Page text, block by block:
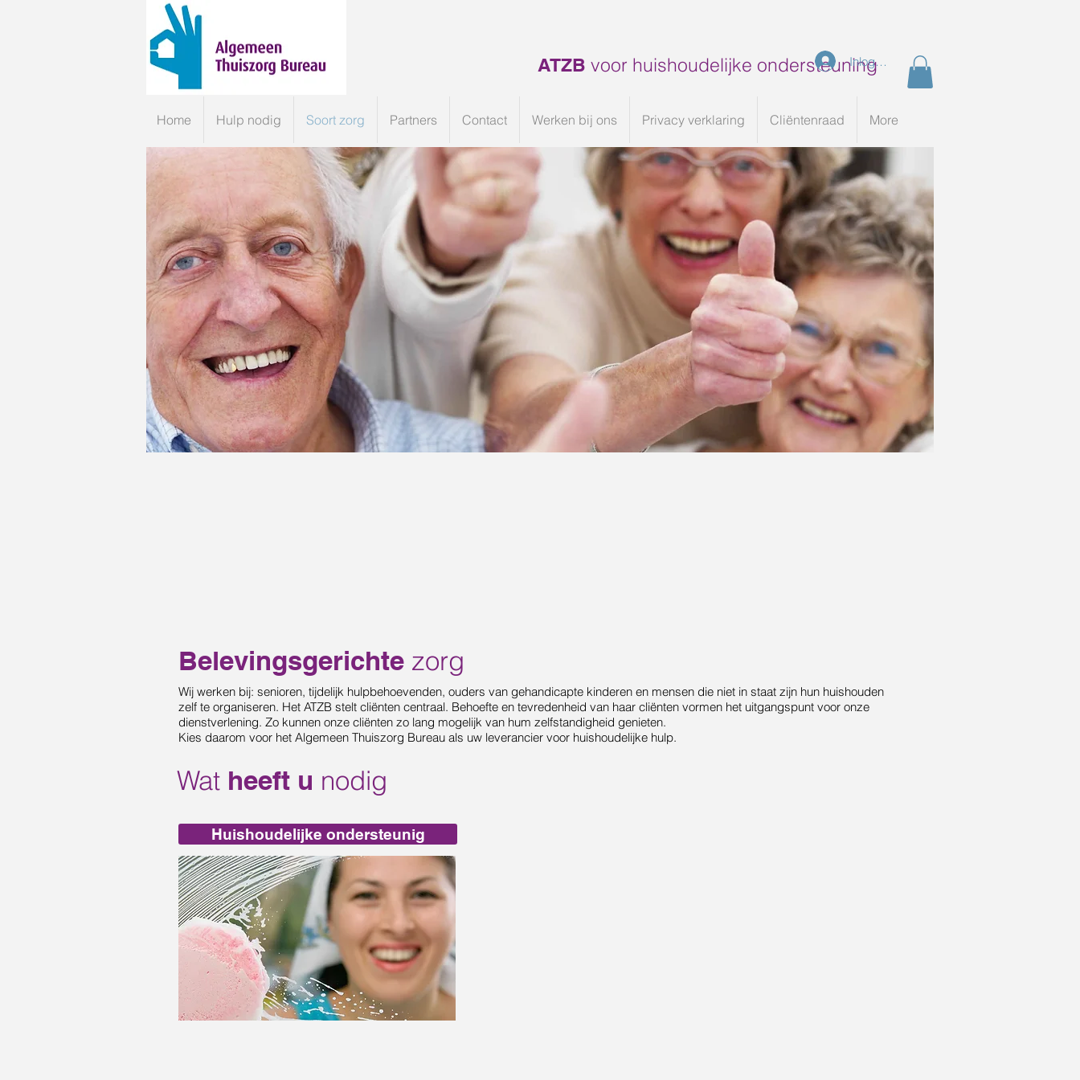
ATZB voor huishoudelijke ondersteuning
Inloggen
Home Hulp nodig Soort zorg Partners Contact Werken bij ons Privacy verklaring Cliëntenraad More
Wat heeft u nodig
Belevingsgerichte zorg
Wij werken bij: senioren, tijdelijk hulpbehoevenden, ouders van gehandicapte kinderen en mensen die niet in staat zijn hun huishouden
zelf te organiseren. Het ATZB stelt cliënten centraal. Behoefte en tevredenheid van haar cliënten vormen het uitgangspunt voor onze
dienstverlening. Zo kunnen onze cliënten zo lang mogelijk van hum zelfstandigheid genieten.
Kies daarom voor het Algemeen Thuiszorg Bureau als uw leverancier voor huishoudelijke hulp.
Huishoudelijke ondersteunig